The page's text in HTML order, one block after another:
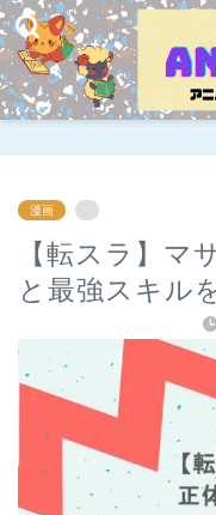
漫画
【転スラ】マ
と最強スキル